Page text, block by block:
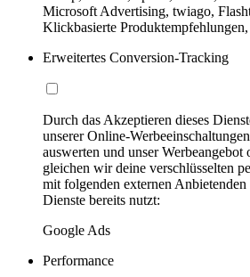
Microsoft Advertising, twiago,
Klickbasierte
Erweitertes Conversion-Tracking
Durch das Akzeptieren dieses
unserer Online-
auswerten und unser Werbeangebot
gleichen wir deine verschlüsselten
mit folgenden externen Anbietenden
Dienste bereits nutzt:
Google Ads
Performance